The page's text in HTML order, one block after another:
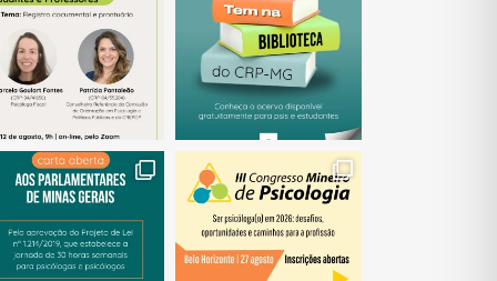
(abre em nova janela) (abre em nova janela)